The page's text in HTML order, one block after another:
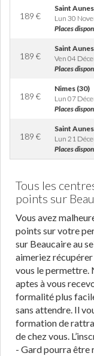
189 €
Saint
Lun 30
Places
189 €
Saint
Ven 04
Places
189 €
Nimes (30)
Lun 07
Places
189 €
Saint
Lun 21
Places
Tous les
points sur
Vous avez
points sur votre
sur Beaucaire au
aimeriez
vous le permettre.
aptes à vous
formalité plus
sans attendre. Il
formation de
de chez vous.
- Gard pourra être